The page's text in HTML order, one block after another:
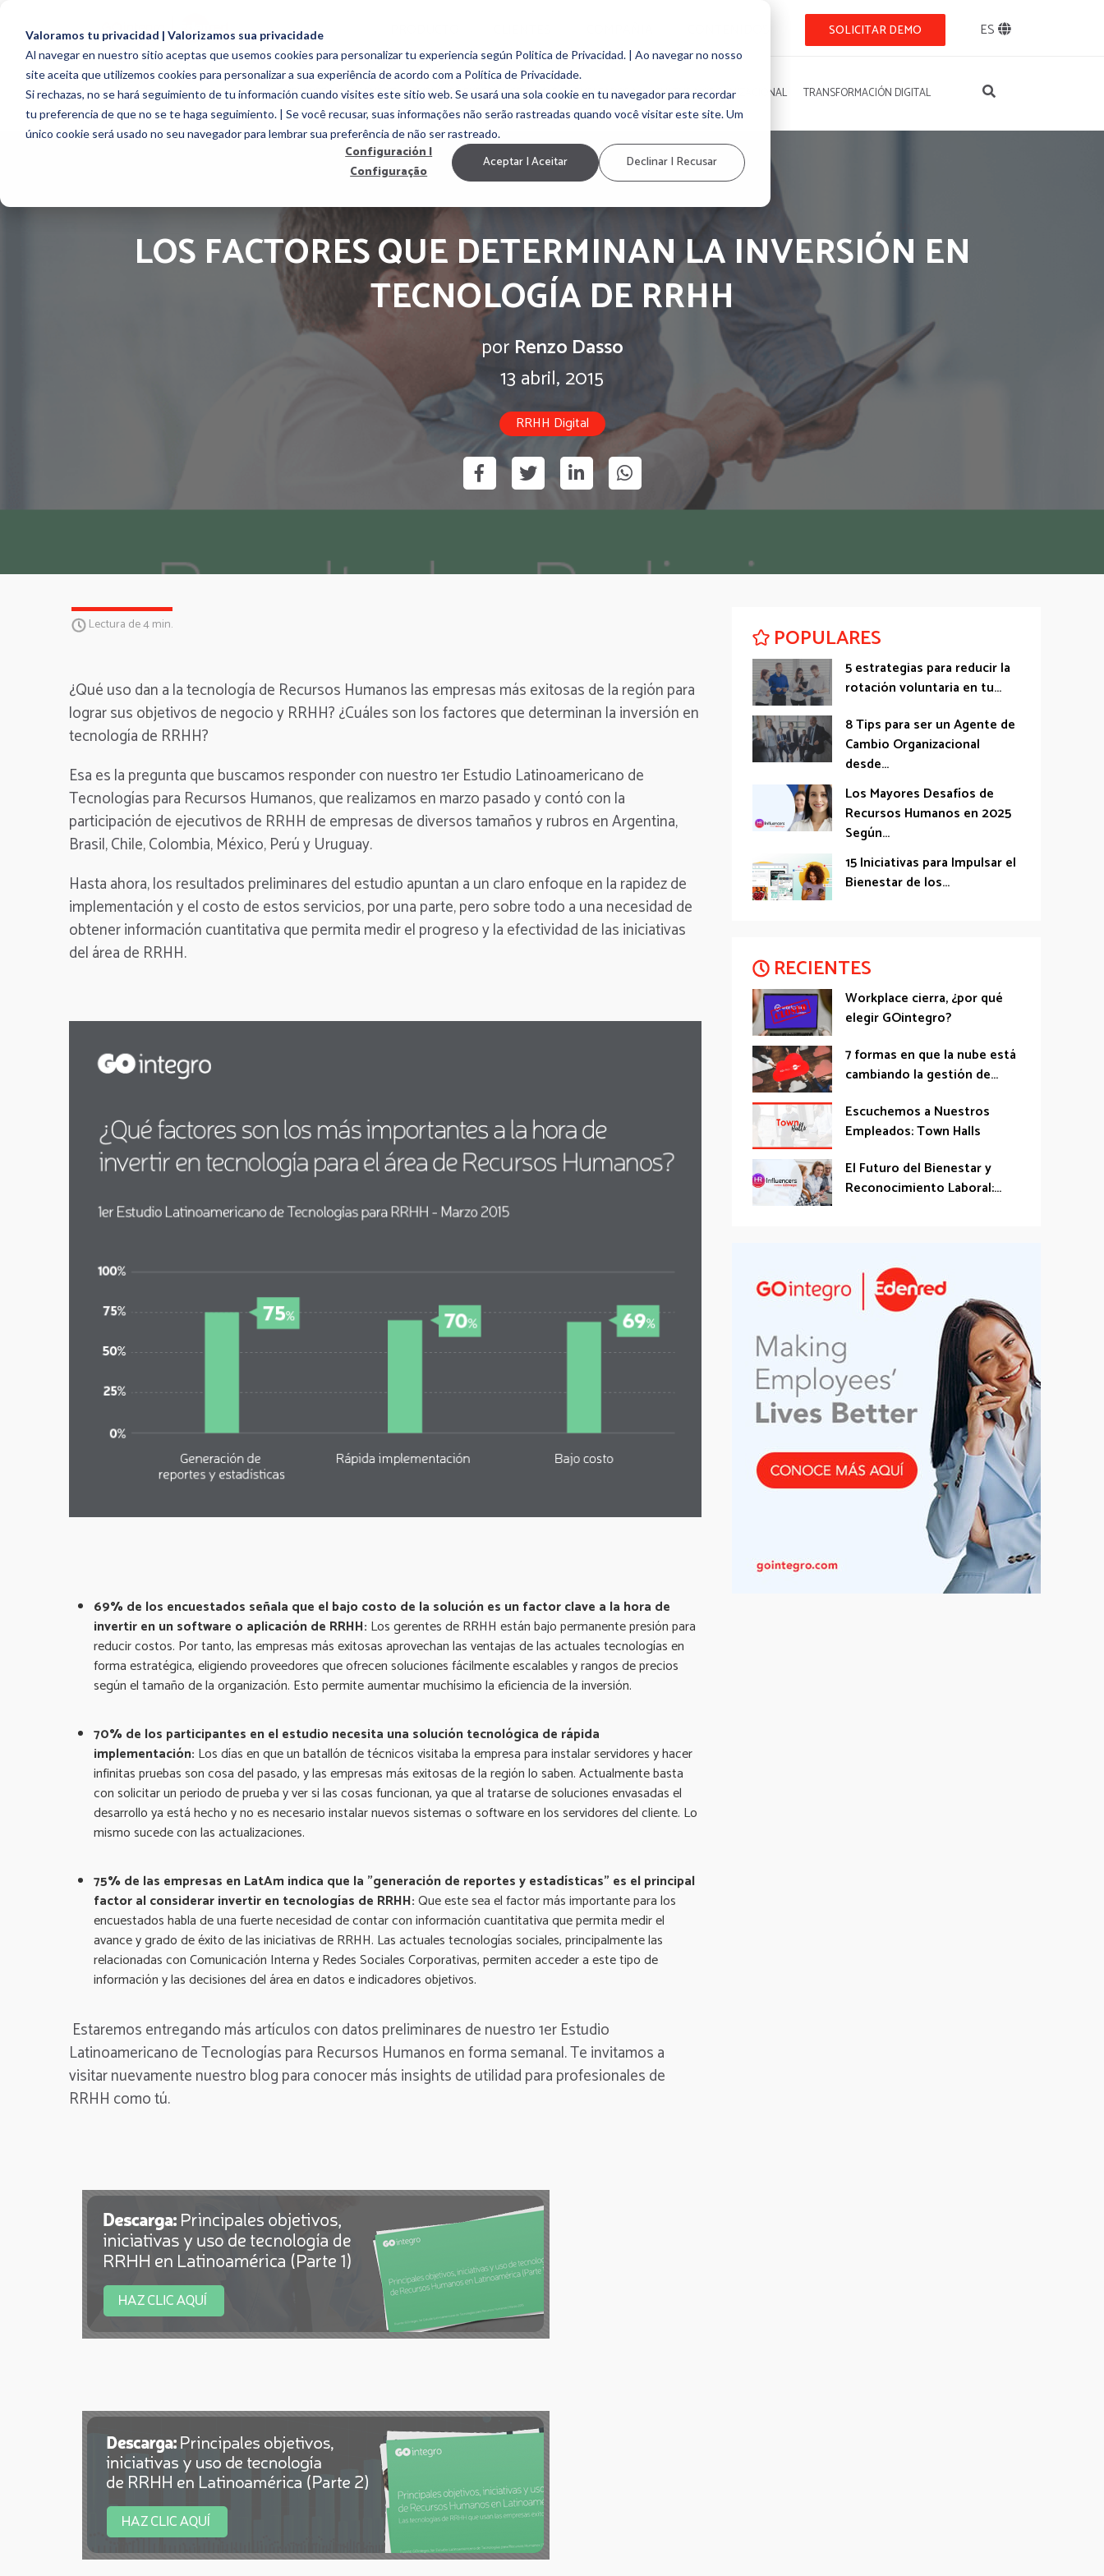
Valoramos tu privacidad | Valorizamos sua privacidade
Al navegar en nuestro sitio aceptas que usemos cookies para personalizar tu experiencia según Politica de Privacidad. | Ao navegar no nosso
site aceita que utilizemos cookies para personalizar a sua experiência de acordo com a Política de Privacidade.
Si rechazas, no se hará seguimiento de tu información cuando visites este sitio web. Se usará una sola cookie en tu navegador para recordar
tu preferencia de que no se te haga seguimiento. | Se você recusar, suas informações não serão rastreadas quando você visitar este site. Um
único cookie será usado no seu navegador para lembrar sua preferência de não ser rastreado.
Configuración |
Configuração
Aceptar | Aceitar Declinar | Recusar
SOLICITAR DEMO ES
EMPLOYEE ENGAGEMENT EMPLOYEE EXPERIENCE MARCA EMPLEADORA CULTURA ORGANIZACIONAL TRANSFORMACIÓN DIGITAL
LOS FACTORES QUE DETERMINAN LA INVERSIÓN EN
TECNOLOGÍA DE RRHH
por Renzo Dasso
13 abril, 2015
RRHH Digital
Lectura de 4 min.
¿Qué uso dan a la tecnología de Recursos Humanos las empresas más exitosas de la región para
lograr sus objetivos de negocio y RRHH? ¿Cuáles son los factores que determinan la inversión en
tecnología de RRHH?
Esa es la pregunta que buscamos responder con nuestro 1er Estudio Latinoamericano de
Tecnologías para Recursos Humanos, que realizamos en marzo pasado y contó con la
participación de ejecutivos de RRHH de empresas de diversos tamaños y rubros en Argentina,
Brasil, Chile, Colombia, México, Perú y Uruguay.
Hasta ahora, los resultados preliminares del estudio apuntan a un claro enfoque en la rapidez de
implementación y el costo de estos servicios, por una parte, pero sobre todo a una necesidad de
obtener información cuantitativa que permita medir el progreso y la efectividad de las iniciativas
del área de RRHH.
69% de los encuestados señala que el bajo costo de la solución es un factor clave a la hora de
invertir en un software o aplicación de RRHH: Los gerentes de RRHH están bajo permanente presión para
reducir costos. Por tanto, las empresas más exitosas aprovechan las ventajas de las actuales tecnologías en
forma estratégica, eligiendo proveedores que ofrecen soluciones fácilmente escalables y rangos de precios
según el tamaño de la organización. Esto permite aumentar muchísimo la eficiencia de la inversión.
70% de los participantes en el estudio necesita una solución tecnológica de rápida
implementación: Los días en que un batallón de técnicos visitaba la empresa para instalar servidores y hacer
infinitas pruebas son cosa del pasado, y las empresas más exitosas de la región lo saben. Actualmente basta
con solicitar un periodo de prueba y ver si las cosas funcionan, ya que al tratarse de soluciones envasadas el
desarrollo ya está hecho y no es necesario instalar nuevos sistemas o software en los servidores del cliente. Lo
mismo sucede con las actualizaciones.
75% de las empresas en LatAm indica que la "generación de reportes y estadísticas" es el principal
factor al considerar invertir en tecnologías de RRHH:Que este sea el factor más importante para los
encuestados habla de una fuerte necesidad de contar con información cuantitativa que permita medir el
avance y grado de éxito de las iniciativas de RRHH. Las actuales tecnologías sociales, principalmente las
relacionadas con Comunicación Interna y Redes Sociales Corporativas, permiten acceder a este tipo de
información y las decisiones del área en datos e indicadores objetivos.
Estaremos entregando más artículos con datos preliminares de nuestro 1er Estudio
Latinoamericano de Tecnologías para Recursos Humanos en forma semanal. Te invitamos a
visitar nuevamente nuestro blog para conocer más insights de utilidad para profesionales de
RRHH como tú.
POPULARES
5 estrategias para reducir la
rotación voluntaria en tu...
8 Tips para ser un Agente de
Cambio Organizacional
desde...
Los Mayores Desafíos de
Recursos Humanos en 2025
Según...
15 Iniciativas para Impulsar el
Bienestar de los...
RECIENTES
Workplace cierra, ¿por qué
elegir GOintegro?
7 formas en que la nube está
cambiando la gestión de...
Escuchemos a Nuestros
Empleados: Town Halls
El Futuro del Bienestar y
Reconocimiento Laboral:...